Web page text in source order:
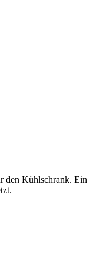
den Kühlschrank. Ein